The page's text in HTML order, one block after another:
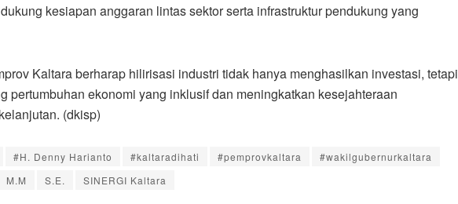
kesiapan anggaran lintas sektor serta infrastruktur pendukung yang
Kaltara berharap hilirisasi industri tidak hanya menghasilkan investasi, tetapi
pertumbuhan ekonomi yang inklusif dan meningkatkan kesejahteraan
(dkisp)
#H. Denny Harianto #kaltaradihati #pemprovkaltara
#wakilgubernurkaltara
M.M S.E. SINERGI Kaltara